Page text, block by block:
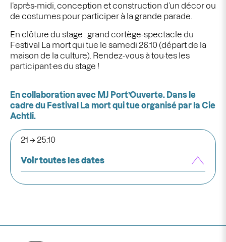
l’après-midi, conception et construction d’un décor ou
de costumes pour participer à la grande parade.
En clôture du stage : grand cortège-spectacle du
Festival La mort qui tue le samedi 26.10 (départ de la
maison de la culture). Rendez-vous à tou·tes les
participant·es du stage !
En collaboration avec MJ Port’Ouverte. Dans le
cadre du Festival La mort qui tue organisé par la Cie
Achtli.
21 → 25.10
Voir toutes les dates